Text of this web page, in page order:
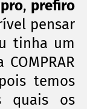
, prefiro
pensar
tinha um
temos
quais os